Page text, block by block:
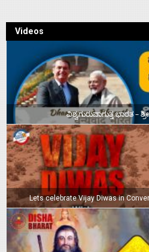
Videos
ವಿಶ್ವಗುರುವಾಗುತ್ತ ಭಾರತ –
Lets celebrate Vijay Diwas in